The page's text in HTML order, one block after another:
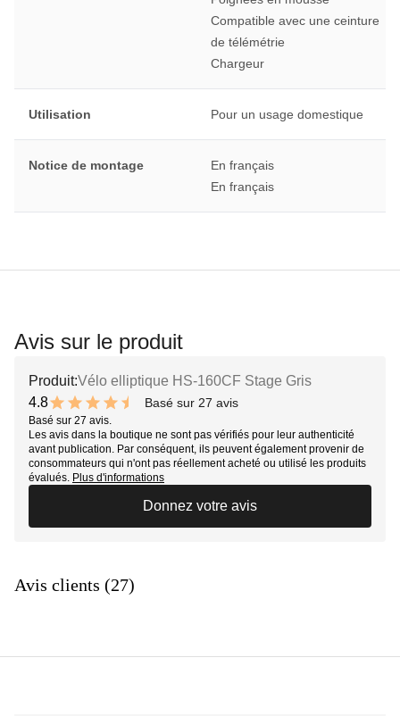
Compatible avec une ceinture
de télémétrie
Chargeur
Utilisation Pour un usage domestique
Notice de montage
En français
En français
Avis sur le produit
Produit:Vélo elliptique HS-160CF Stage Gris
4.8
9.6 out of 10 stars
Basé sur 27 avis
Basé sur 27 avis.
Les avis dans la boutique ne sont pas vérifiés pour leur authenticité
avant publication. Par conséquent, ils peuvent également provenir de
consommateurs qui n'ont pas réellement acheté ou utilisé les produits
évalués. Plus d'informations
Donnez votre avis
Avis clients (27)